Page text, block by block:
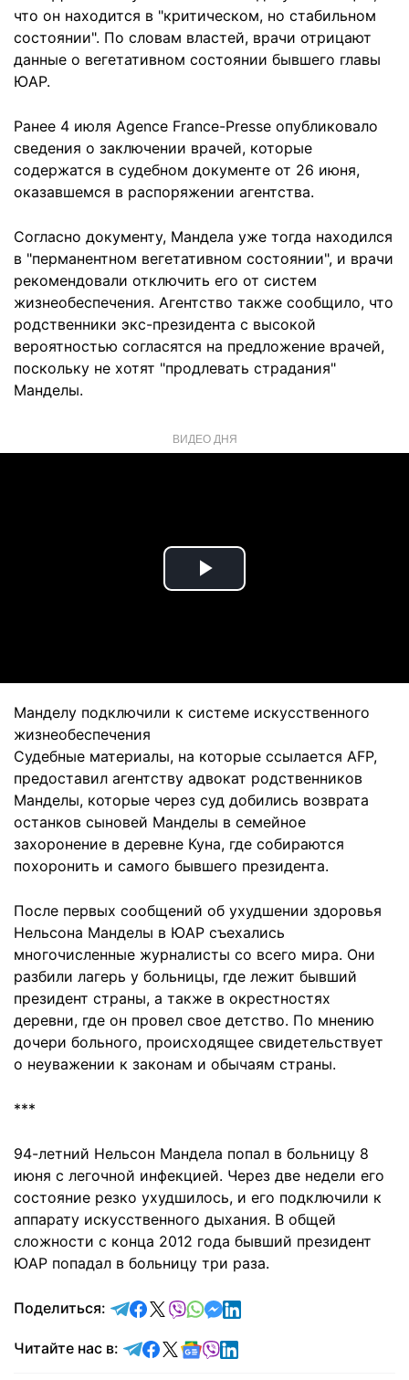
что он находится в "критическом, но стабильном
состоянии". По словам властей, врачи отрицают
данные о вегетативном состоянии бывшего главы
ЮАР.
Ранее 4 июля Agence France-Presse опубликовало
сведения о заключении врачей, которые
содержатся в судебном документе от 26 июня,
оказавшемся в распоряжении агентства.
Согласно документу, Мандела уже тогда находился
в "перманентном вегетативном состоянии", и врачи
рекомендовали отключить его от систем
жизнеобеспечения. Агентство также сообщило, что
родственники экс-президента с высокой
вероятностью согласятся на предложение врачей,
поскольку не хотят "продлевать страдания"
Манделы.
ВИДЕО ДНЯ
Play
Манделу подключили к системе искусственного
жизнеобеспечения
Судебные материалы, на которые ссылается AFP,
предоставил агентству адвокат родственников
Манделы, которые через суд добились возврата
останков сыновей Манделы в семейное
захоронение в деревне Куна, где собираются
похоронить и самого бывшего президента.
После первых сообщений об ухудшении здоровья
Нельсона Манделы в ЮАР съехались
многочисленные журналисты со всего мира. Они
разбили лагерь у больницы, где лежит бывший
президент страны, а также в окрестностях
деревни, где он провел свое детство. По мнению
дочери больного, происходящее свидетельствует
о неуважении к законам и обычаям страны.
***
94-летний Нельсон Мандела попал в больницу 8
июня с легочной инфекцией. Через две недели его
состояние резко ухудшилось, и его подключили к
аппарату искусственного дыхания. В общей
сложности с конца 2012 года бывший президент
ЮАР попадал в больницу три раза.
Поделиться: отправить в Telegram
поделиться в Facebook
поделиться в X
отправить в Viber
отправить в Whatsapp
отправить в Messenger
отправить в LinkedIn
Читайте нас в: Читайте в Telegram
Читайте в Facebook
Читайте в X
Читайте в Google news
Читайте в Viber
Читайте в LinkedIn